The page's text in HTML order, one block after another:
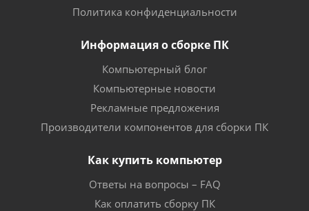
Политика конфиденциальности
Информация о сборке ПК
Компьютерный блог
Компьютерные новости
Рекламные предложения
Производители компонентов для сборки ПК
Как купить компьютер
Ответы на вопросы – FAQ
Как оплатить сборку ПК